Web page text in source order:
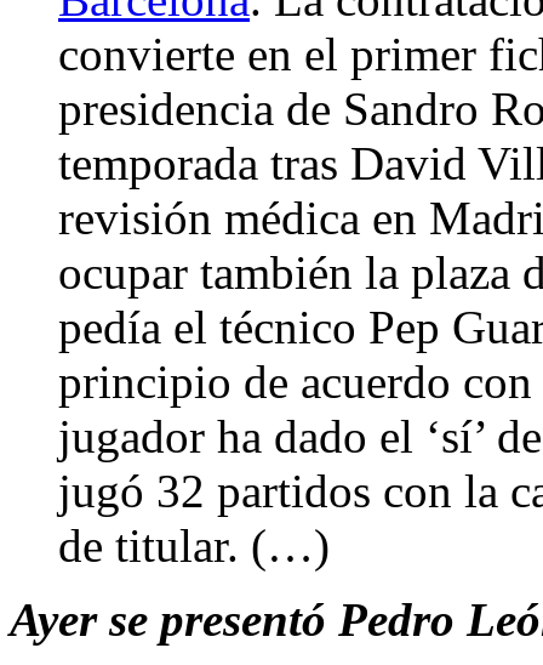
convierte en el primer
presidencia de Sandro
temporada tras David
revisión médica en
ocupar también la plaza
pedía el técnico Pep
principio de acuerdo
jugador ha dado el ‘sí’
jugó 32 partidos con la
de titular. (…)
Ayer se presentó Pedro